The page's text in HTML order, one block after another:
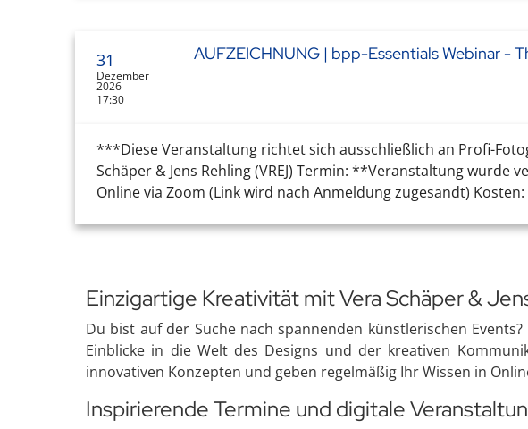
31
Dezember
2026
17:30
AUFZEICHNUNG | bpp-Essentials Webinar -
***Diese Veranstaltung richtet sich ausschließlich an Profi-
Schäper & Jens Rehling (VREJ) Termin: **Veranstaltung
Online via Zoom (Link wird nach Anmeldung zugesandt)
Einzigartige Kreativität mit Vera Schäper &
Du bist auf der Suche nach spannenden künstlerischen
Einblicke in die Welt des Designs und der kreativen
innovativen Konzepten und geben regelmäßig Ihr Wissen in
Inspirierende Termine und digitale